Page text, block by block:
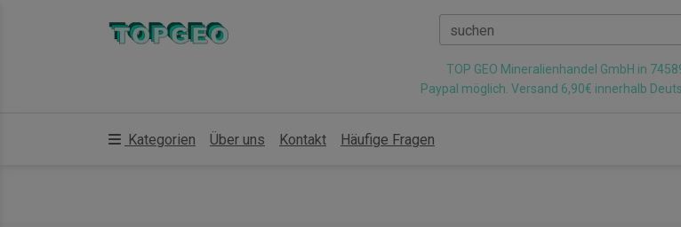
suchen
TOP GEO Mineralienhandel GmbH in
Paypal möglich. Versand 6,90€ innerhalb
Kategorien Über uns Kontakt Häufige Fragen